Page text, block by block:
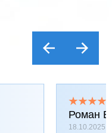
Роман
18.10.2025